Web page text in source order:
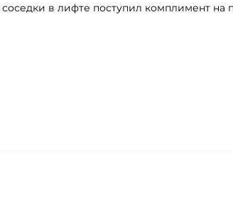
в лифте поступил комплимент